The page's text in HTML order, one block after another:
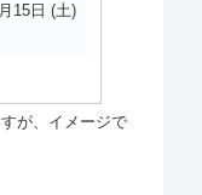
15日 (土)
が、イメージで